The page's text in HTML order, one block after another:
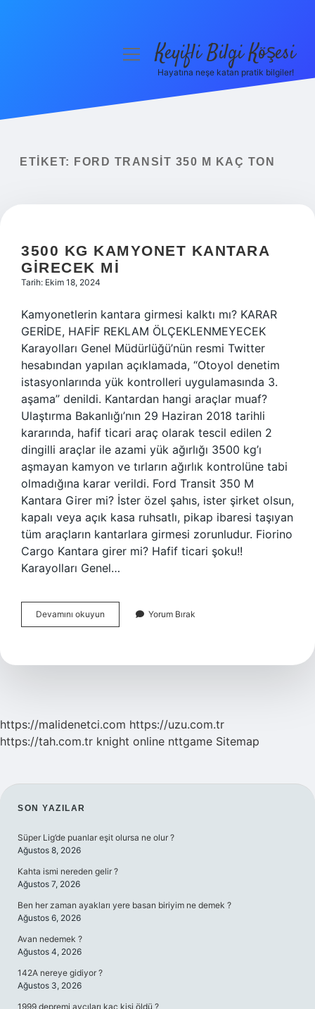
Yasal Uyarı
menüyüKeyifli Bilgi Köşesi
Hayatına neşe katan pratik bilgiler!
ETIKET: FORD TRANSIT 350 M KAÇ TON
3500 KG KAMYONET KANTARA
GIRECEK MI
Tarih: Ekim 18, 2024
Kamyonetlerin kantara girmesi kalktı mı? KARAR
GERİDE, HAFİF REKLAM ÖLÇEKLENMEYECEK
Karayolları Genel Müdürlüğü’nün resmi Twitter
hesabından yapılan açıklamada, “Otoyol denetim
istasyonlarında yük kontrolleri uygulamasında 3.
aşama” denildi. Kantardan hangi araçlar muaf?
Ulaştırma Bakanlığı’nın 29 Haziran 2018 tarihli
kararında, hafif ticari araç olarak tescil edilen 2
dingilli araçlar ile azami yük ağırlığı 3500 kg’ı
aşmayan kamyon ve tırların ağırlık kontrolüne tabi
olmadığına karar verildi. Ford Transit 350 M
Kantara Girer mi? İster özel şahıs, ister şirket olsun,
kapalı veya açık kasa ruhsatlı, pikap ibaresi taşıyan
tüm araçların kantarlara girmesi zorunludur. Fiorino
Cargo Kantara girer mi? Hafif ticari şoku!! ️
Karayolları Genel…
Devamını okuyun
Kg
Girecek
Yorum Bırak
https://malidenetci.com https://uzu.com.tr
https://tah.com.tr knight online nttgame Sitemap
SIDEBAR
SON YAZILAR
Süper Lig’de puanlar eşit olursa ne olur ?
Ağustos 8, 2026
Kahta ismi nereden gelir ?
Ağustos 7, 2026
Ben her zaman ayakları yere basan biriyim ne demek ?
Ağustos 6, 2026
Avan nedemek ?
Ağustos 4, 2026
142A nereye gidiyor ?
Ağustos 3, 2026
1999 depremi avcıları kaç kişi öldü ?